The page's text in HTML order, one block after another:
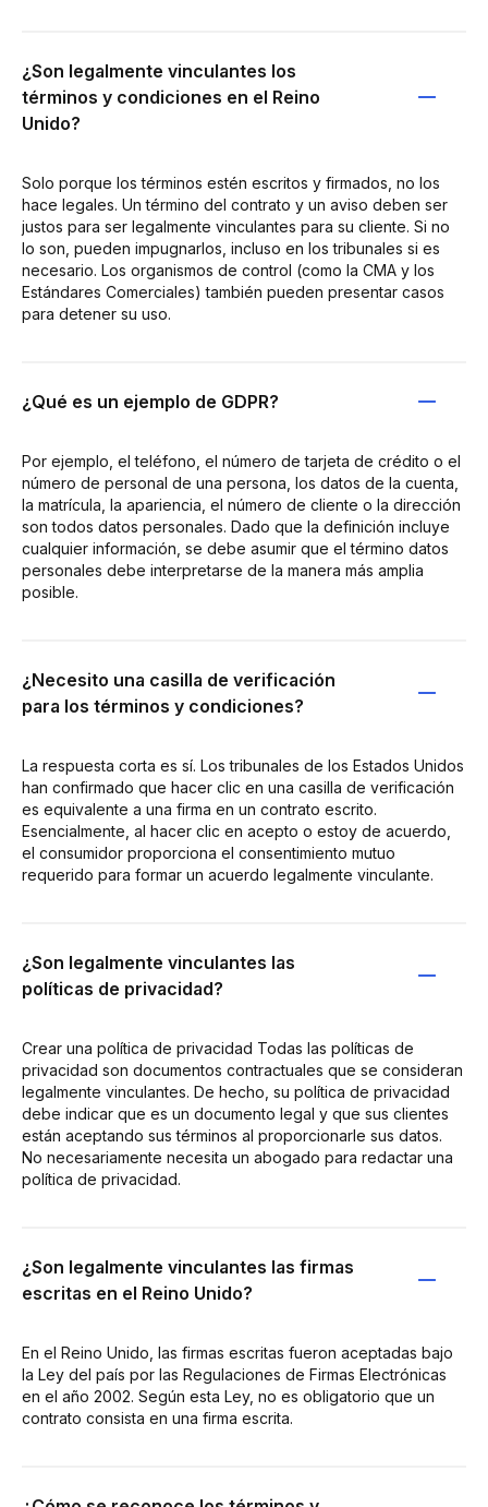
¿Son legalmente vinculantes los
términos y condiciones en el Reino
Unido?
Solo porque los términos estén escritos y firmados, no los
hace legales. Un término del contrato y un aviso deben ser
justos para ser legalmente vinculantes para su cliente. Si no
lo son, pueden impugnarlos, incluso en los tribunales si es
necesario. Los organismos de control (como la CMA y los
Estándares Comerciales) también pueden presentar casos
para detener su uso.
¿Qué es un ejemplo de GDPR?
Por ejemplo, el teléfono, el número de tarjeta de crédito o el
número de personal de una persona, los datos de la cuenta,
la matrícula, la apariencia, el número de cliente o la dirección
son todos datos personales. Dado que la definición incluye
cualquier información, se debe asumir que el término datos
personales debe interpretarse de la manera más amplia
posible.
¿Necesito una casilla de verificación
para los términos y condiciones?
La respuesta corta es sí. Los tribunales de los Estados Unidos
han confirmado que hacer clic en una casilla de verificación
es equivalente a una firma en un contrato escrito.
Esencialmente, al hacer clic en acepto o estoy de acuerdo,
el consumidor proporciona el consentimiento mutuo
requerido para formar un acuerdo legalmente vinculante.
¿Son legalmente vinculantes las
políticas de privacidad?
Crear una política de privacidad Todas las políticas de
privacidad son documentos contractuales que se consideran
legalmente vinculantes. De hecho, su política de privacidad
debe indicar que es un documento legal y que sus clientes
están aceptando sus términos al proporcionarle sus datos.
No necesariamente necesita un abogado para redactar una
política de privacidad.
¿Son legalmente vinculantes las firmas
escritas en el Reino Unido?
En el Reino Unido, las firmas escritas fueron aceptadas bajo
la Ley del país por las Regulaciones de Firmas Electrónicas
en el año 2002. Según esta Ley, no es obligatorio que un
contrato consista en una firma escrita.